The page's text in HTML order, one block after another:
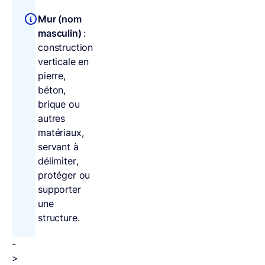
Mur (nom
masculin) :
construction
verticale en
pierre,
béton,
brique ou
autres
matériaux,
servant à
délimiter,
protéger ou
supporter
une
structure.
-
>